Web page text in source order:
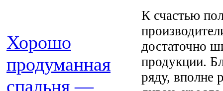
Хорошо
продуманная
спальня —
К счастью
достаточно
продукции.
ряду, вполне